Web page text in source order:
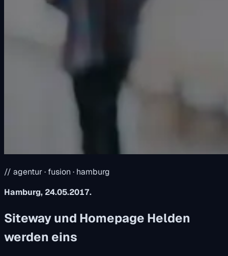
// agentur · fusion · hamburg
Hamburg, 24.05.2017.
Siteway und Homepage Helden
werden eins